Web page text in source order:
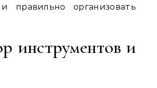
организовать
инструментов и